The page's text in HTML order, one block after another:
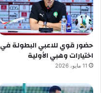
حضور قوي للاعبي البطولة في
اختيارات وهبي الأولية
11 مايو، 2026